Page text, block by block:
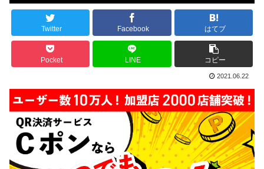
Twitter Facebook はてブ
Pocket LINE コピー
2021.06.22